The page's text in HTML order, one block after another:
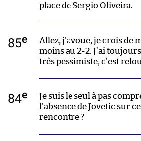
place de Sergio Oliveira.
85e
Allez, j’avoue, je crois de
moins au 2-2. J’ai
très pessimiste, c’est
84e
Je suis le seul à pas
l’absence de Jovetic sur
rencontre ?